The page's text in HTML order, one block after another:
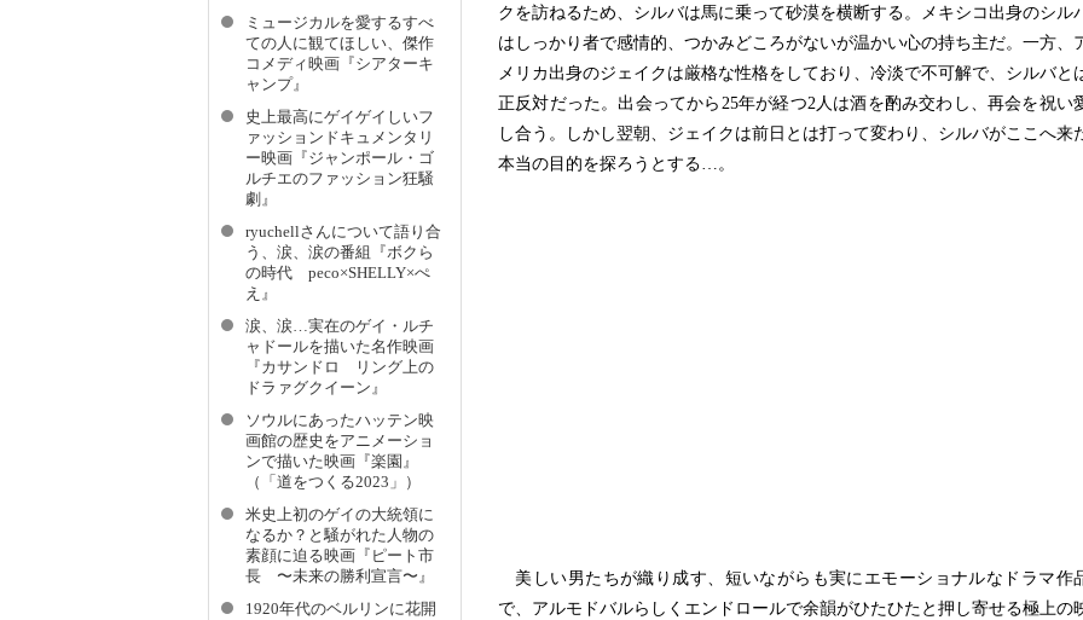
クを訪ねるため、シルバは馬に乗って砂漠を横断する。メキシコ出身のシル
はしっかり者で感情的、つかみどころがないが温かい心の持ち主だ。一方、
メリカ出身のジェイクは厳格な性格をしており、冷淡で不可解で、シルバと
正反対だった。出会ってから25年が経つ2人は酒を酌み交わし、再会を祝い
し合う。しかし翌朝、ジェイクは前日とは打って変わり、シルバがここへ来
本当の目的を探ろうとする…。
美しい男たちが織り成す、短いながらも実にエモーショナルなドラマ作
で、アルモドバルらしくエンドロールで余韻がひたひたと押し寄せる極上の
ミュージカルを愛するすべ
ての人に観てほしい、傑作
コメディ映画『シアターキ
ャンプ』
史上最高にゲイゲイしいフ
ァッションドキュメンタリ
ー映画『ジャンポール・ゴ
ルチエのファッション狂騒
劇』
ryuchellさんについて語り合
う、涙、涙の番組『ボクら
の時代 peco×SHELLY×ぺ
え』
涙、涙…実在のゲイ・ルチ
ャドールを描いた名作映画
『カサンドロ リング上の
ドラァグクイーン』
ソウルにあったハッテン映
画館の歴史をアニメーショ
ンで描いた映画『楽園』
（「道をつくる2023」）
米史上初のゲイの大統領に
なるか？と騒がれた人物の
素顔に迫る映画『ピート市
長 〜未来の勝利宣言〜』
1920年代のベルリンに花開